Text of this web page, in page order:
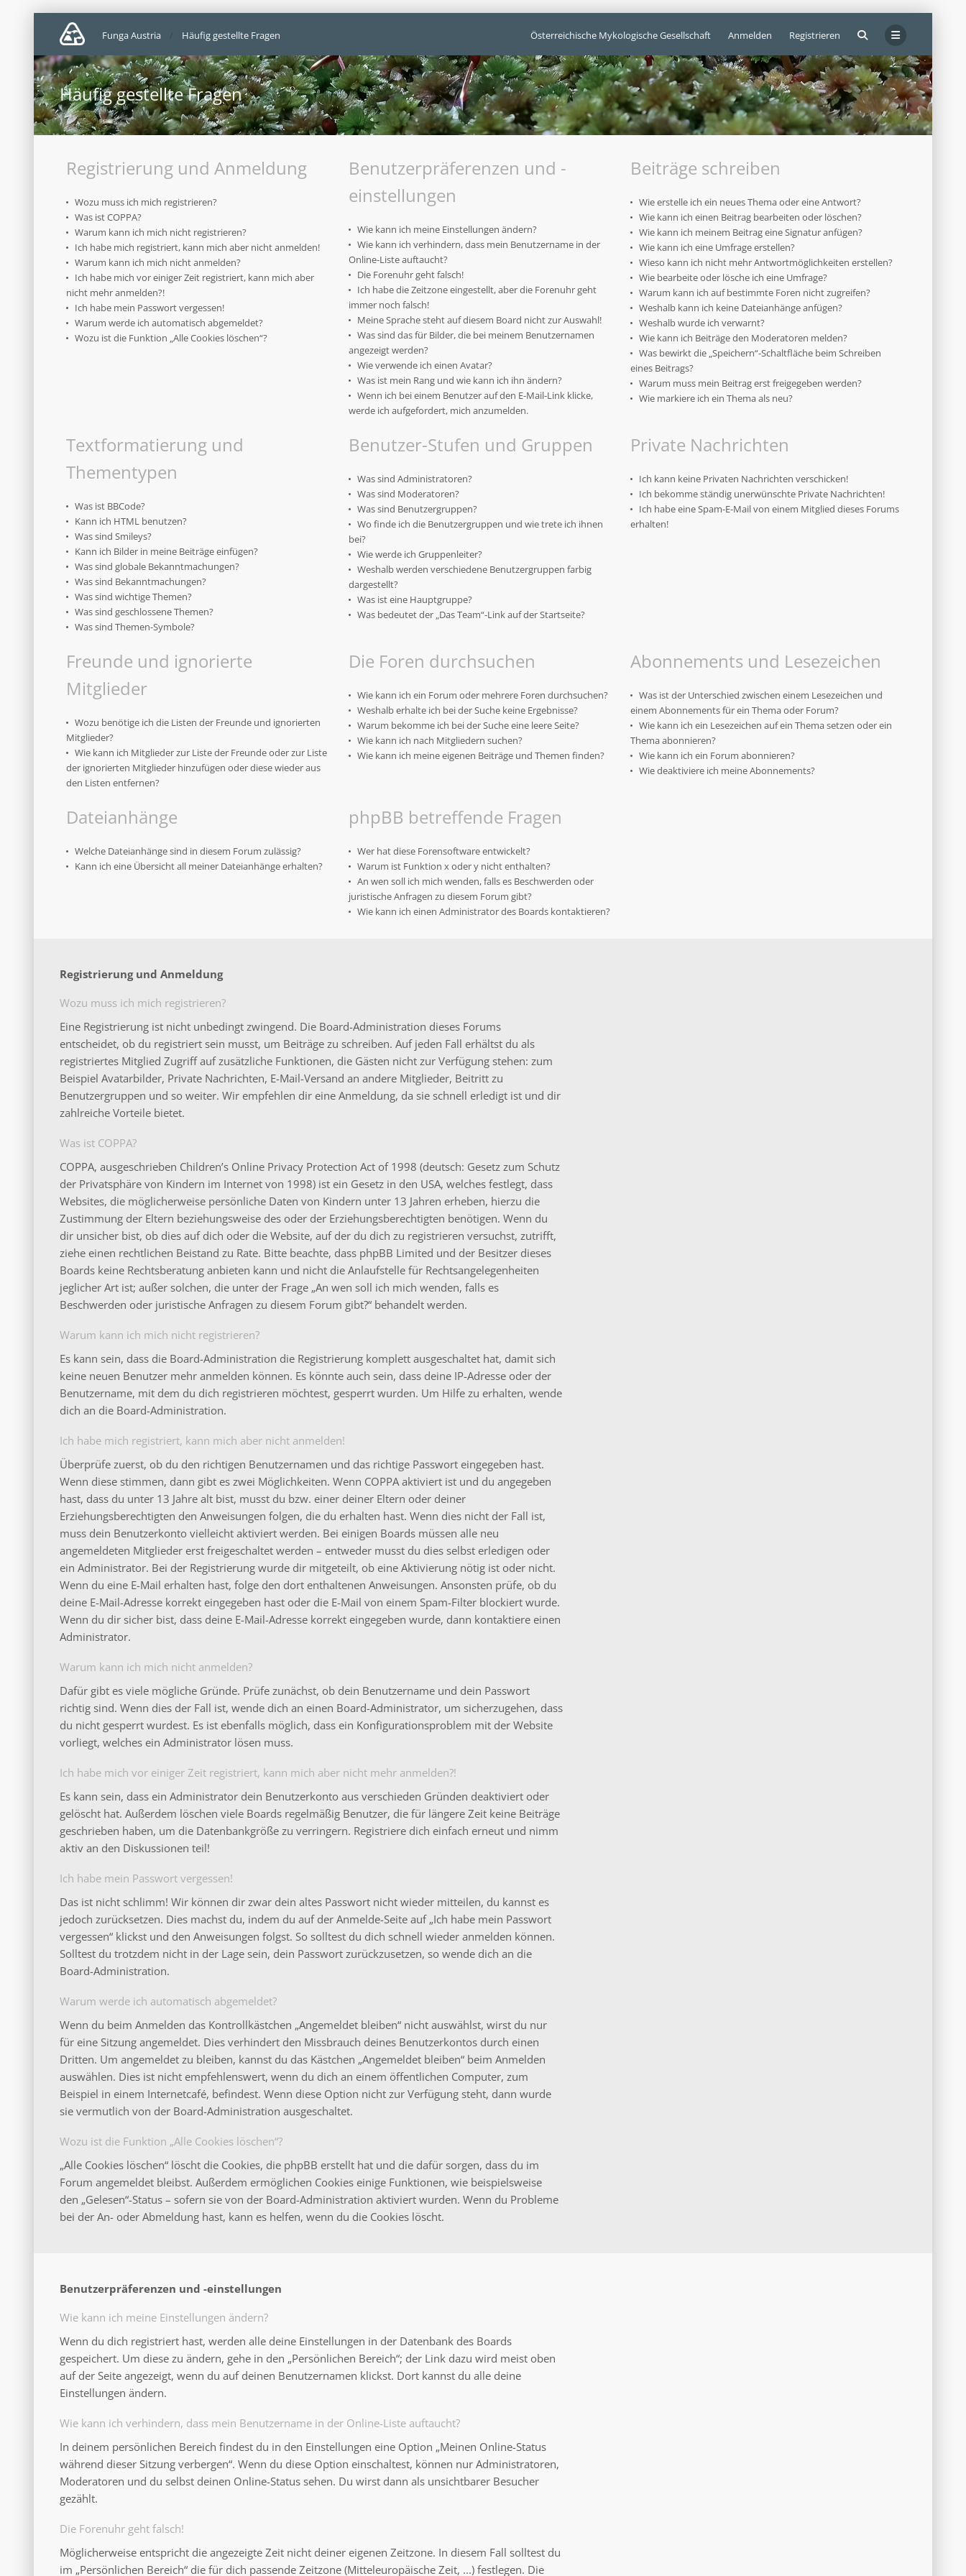
Österreichische Mykologische Gesellschaft Anmelden Registrieren
Funga Austria Häufig gestellte Fragen
Häufig gestellte Fragen
Registrierung und Anmeldung
Wozu muss ich mich registrieren?
Was ist COPPA?
Warum kann ich mich nicht registrieren?
Ich habe mich registriert, kann mich aber nicht anmelden!
Warum kann ich mich nicht anmelden?
Ich habe mich vor einiger Zeit registriert, kann mich aber
nicht mehr anmelden?!
Ich habe mein Passwort vergessen!
Warum werde ich automatisch abgemeldet?
Wozu ist die Funktion „Alle Cookies löschen“?
Benutzerpräferenzen und -
einstellungen
Wie kann ich meine Einstellungen ändern?
Wie kann ich verhindern, dass mein Benutzername in der
Online-Liste auftaucht?
Die Forenuhr geht falsch!
Ich habe die Zeitzone eingestellt, aber die Forenuhr geht
immer noch falsch!
Meine Sprache steht auf diesem Board nicht zur Auswahl!
Was sind das für Bilder, die bei meinem Benutzernamen
angezeigt werden?
Wie verwende ich einen Avatar?
Was ist mein Rang und wie kann ich ihn ändern?
Wenn ich bei einem Benutzer auf den E-Mail-Link klicke,
werde ich aufgefordert, mich anzumelden.
Beiträge schreiben
Wie erstelle ich ein neues Thema oder eine Antwort?
Wie kann ich einen Beitrag bearbeiten oder löschen?
Wie kann ich meinem Beitrag eine Signatur anfügen?
Wie kann ich eine Umfrage erstellen?
Wieso kann ich nicht mehr Antwortmöglichkeiten erstellen?
Wie bearbeite oder lösche ich eine Umfrage?
Warum kann ich auf bestimmte Foren nicht zugreifen?
Weshalb kann ich keine Dateianhänge anfügen?
Weshalb wurde ich verwarnt?
Wie kann ich Beiträge den Moderatoren melden?
Was bewirkt die „Speichern“-Schaltfläche beim Schreiben
eines Beitrags?
Warum muss mein Beitrag erst freigegeben werden?
Wie markiere ich ein Thema als neu?
Textformatierung und
Thementypen
Was ist BBCode?
Kann ich HTML benutzen?
Was sind Smileys?
Kann ich Bilder in meine Beiträge einfügen?
Was sind globale Bekanntmachungen?
Was sind Bekanntmachungen?
Was sind wichtige Themen?
Was sind geschlossene Themen?
Was sind Themen-Symbole?
Benutzer-Stufen und Gruppen
Was sind Administratoren?
Was sind Moderatoren?
Was sind Benutzergruppen?
Wo finde ich die Benutzergruppen und wie trete ich ihnen
bei?
Wie werde ich Gruppenleiter?
Weshalb werden verschiedene Benutzergruppen farbig
dargestellt?
Was ist eine Hauptgruppe?
Was bedeutet der „Das Team“-Link auf der Startseite?
Private Nachrichten
Ich kann keine Privaten Nachrichten verschicken!
Ich bekomme ständig unerwünschte Private Nachrichten!
Ich habe eine Spam-E-Mail von einem Mitglied dieses Forums
erhalten!
Freunde und ignorierte
Mitglieder
Wozu benötige ich die Listen der Freunde und ignorierten
Mitglieder?
Wie kann ich Mitglieder zur Liste der Freunde oder zur Liste
der ignorierten Mitglieder hinzufügen oder diese wieder aus
den Listen entfernen?
Die Foren durchsuchen
Wie kann ich ein Forum oder mehrere Foren durchsuchen?
Weshalb erhalte ich bei der Suche keine Ergebnisse?
Warum bekomme ich bei der Suche eine leere Seite?
Wie kann ich nach Mitgliedern suchen?
Wie kann ich meine eigenen Beiträge und Themen finden?
Abonnements und Lesezeichen
Was ist der Unterschied zwischen einem Lesezeichen und
einem Abonnements für ein Thema oder Forum?
Wie kann ich ein Lesezeichen auf ein Thema setzen oder ein
Thema abonnieren?
Wie kann ich ein Forum abonnieren?
Wie deaktiviere ich meine Abonnements?
Dateianhänge
Welche Dateianhänge sind in diesem Forum zulässig?
Kann ich eine Übersicht all meiner Dateianhänge erhalten?
phpBB betreffende Fragen
Wer hat diese Forensoftware entwickelt?
Warum ist Funktion x oder y nicht enthalten?
An wen soll ich mich wenden, falls es Beschwerden oder
juristische Anfragen zu diesem Forum gibt?
Wie kann ich einen Administrator des Boards kontaktieren?
Registrierung und Anmeldung
Wozu muss ich mich registrieren?
Eine Registrierung ist nicht unbedingt zwingend. Die Board-Administration dieses Forums
entscheidet, ob du registriert sein musst, um Beiträge zu schreiben. Auf jeden Fall erhältst du als
registriertes Mitglied Zugriff auf zusätzliche Funktionen, die Gästen nicht zur Verfügung stehen: zum
Beispiel Avatarbilder, Private Nachrichten, E-Mail-Versand an andere Mitglieder, Beitritt zu
Benutzergruppen und so weiter. Wir empfehlen dir eine Anmeldung, da sie schnell erledigt ist und dir
zahlreiche Vorteile bietet.
Was ist COPPA?
COPPA, ausgeschrieben Children’s Online Privacy Protection Act of 1998 (deutsch: Gesetz zum Schutz
der Privatsphäre von Kindern im Internet von 1998) ist ein Gesetz in den USA, welches festlegt, dass
Websites, die möglicherweise persönliche Daten von Kindern unter 13 Jahren erheben, hierzu die
Zustimmung der Eltern beziehungsweise des oder der Erziehungsberechtigten benötigen. Wenn du
dir unsicher bist, ob dies auf dich oder die Website, auf der du dich zu registrieren versuchst, zutrifft,
ziehe einen rechtlichen Beistand zu Rate. Bitte beachte, dass phpBB Limited und der Besitzer dieses
Boards keine Rechtsberatung anbieten kann und nicht die Anlaufstelle für Rechtsangelegenheiten
jeglicher Art ist; außer solchen, die unter der Frage „An wen soll ich mich wenden, falls es
Beschwerden oder juristische Anfragen zu diesem Forum gibt?“ behandelt werden.
Warum kann ich mich nicht registrieren?
Es kann sein, dass die Board-Administration die Registrierung komplett ausgeschaltet hat, damit sich
keine neuen Benutzer mehr anmelden können. Es könnte auch sein, dass deine IP-Adresse oder der
Benutzername, mit dem du dich registrieren möchtest, gesperrt wurden. Um Hilfe zu erhalten, wende
dich an die Board-Administration.
Ich habe mich registriert, kann mich aber nicht anmelden!
Überprüfe zuerst, ob du den richtigen Benutzernamen und das richtige Passwort eingegeben hast.
Wenn diese stimmen, dann gibt es zwei Möglichkeiten. Wenn COPPAaktiviert ist und du angegeben
hast, dass du unter 13 Jahre alt bist, musst du bzw. einer deiner Eltern oder deiner
Erziehungsberechtigten den Anweisungen folgen, die du erhalten hast. Wenn dies nicht der Fall ist,
muss dein Benutzerkonto vielleicht aktiviert werden. Bei einigen Boards müssen alle neu
angemeldeten Mitglieder erst freigeschaltet werden – entweder musst du dies selbst erledigen oder
ein Administrator. Bei der Registrierung wurde dir mitgeteilt, ob eine Aktivierung nötig ist oder nicht.
Wenn du eine E-Mail erhalten hast, folge den dort enthaltenen Anweisungen. Ansonsten prüfe, ob du
deine E-Mail-Adresse korrekt eingegeben hast oder die E-Mail von einem Spam-Filter blockiert wurde.
Wenn du dir sicher bist, dass deine E-Mail-Adresse korrekt eingegeben wurde, dann kontaktiere einen
Administrator.
Warum kann ich mich nicht anmelden?
Dafür gibt es viele mögliche Gründe. Prüfe zunächst, ob dein Benutzername und dein Passwort
richtig sind. Wenn dies der Fall ist, wende dich an einen Board-Administrator, um sicherzugehen, dass
du nicht gesperrt wurdest. Es ist ebenfalls möglich, dass ein Konfigurationsproblem mit der Website
vorliegt, welches ein Administrator lösen muss.
Ich habe mich vor einiger Zeit registriert, kann mich aber nicht mehr anmelden?!
Es kann sein, dass ein Administrator dein Benutzerkonto aus verschieden Gründen deaktiviert oder
gelöscht hat. Außerdem löschen viele Boards regelmäßig Benutzer, die für längere Zeit keine Beiträge
geschrieben haben, um die Datenbankgröße zu verringern. Registriere dich einfach erneut und nimm
aktiv an den Diskussionen teil!
Ich habe mein Passwort vergessen!
Das ist nicht schlimm! Wir können dir zwar dein altes Passwort nicht wieder mitteilen, du kannst es
jedoch zurücksetzen. Dies machst du, indem du auf der Anmelde-Seite auf „Ich habe mein Passwort
vergessen“ klickst und den Anweisungen folgst. So solltest du dich schnell wieder anmelden können.
Solltest du trotzdem nicht in der Lage sein, dein Passwort zurückzusetzen, so wende dich an die
Board-Administration.
Warum werde ich automatisch abgemeldet?
Wenn du beim Anmelden das Kontrollkästchen „Angemeldet bleiben“ nicht auswählst, wirst du nur
für eine Sitzung angemeldet. Dies verhindert den Missbrauch deines Benutzerkontos durch einen
Dritten. Um angemeldet zu bleiben, kannst du das Kästchen „Angemeldet bleiben“ beim Anmelden
auswählen. Dies ist nicht empfehlenswert, wenn du dich an einem öffentlichen Computer, zum
Beispiel in einem Internetcafé, befindest. Wenn diese Option nicht zur Verfügung steht, dann wurde
sie vermutlich von der Board-Administration ausgeschaltet.
Wozu ist die Funktion „Alle Cookies löschen“?
„Alle Cookies löschen“ löscht die Cookies, die phpBB erstellt hat und die dafür sorgen, dass du im
Forum angemeldet bleibst. Außerdem ermöglichen Cookies einige Funktionen, wie beispielsweise
den „Gelesen“-Status – sofern sie von der Board-Administration aktiviert wurden. Wenn du Probleme
bei der An- oder Abmeldung hast, kann es helfen, wenn du die Cookies löscht.
Benutzerpräferenzen und -einstellungen
Wie kann ich meine Einstellungen ändern?
Wenn du dich registriert hast, werden alle deine Einstellungen in der Datenbank des Boards
gespeichert. Um diese zu ändern, gehe in den „Persönlichen Bereich“; der Link dazu wird meist oben
auf der Seite angezeigt, wenn du auf deinen Benutzernamen klickst. Dort kannst du alle deine
Einstellungen ändern.
Wie kann ich verhindern, dass mein Benutzername in der Online-Liste auftaucht?
In deinem persönlichen Bereich findest du in den Einstellungen eine Option „Meinen Online-Status
während dieser Sitzung verbergen“. Wenn du diese Option einschaltest, können nur Administratoren,
Moderatoren und du selbst deinen Online-Status sehen. Du wirst dann als unsichtbarer Besucher
gezählt.
Die Forenuhr geht falsch!
Möglicherweise entspricht die angezeigte Zeit nicht deiner eigenen Zeitzone. In diesem Fall solltest du
im „Persönlichen Bereich“ die für dich passende Zeitzone (Mitteleuropäische Zeit, ...) festlegen. Die